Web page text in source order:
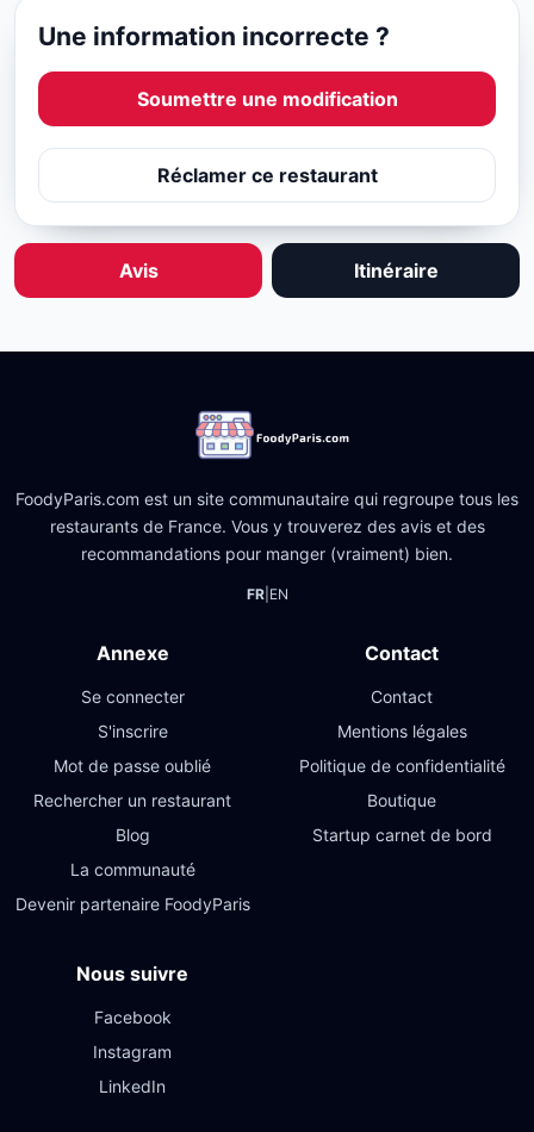
Une information incorrecte ?
Soumettre une modification
Réclamer ce restaurant
Avis Itinéraire
FoodyParis.com est un site communautaire qui regroupe tous les
restaurants de France. Vous y trouverez des avis et des
recommandations pour manger (vraiment) bien.
FR| EN
Annexe
Se connecter
S'inscrire
Mot de passe oublié
Rechercher un restaurant
Blog
La communauté
Devenir partenaire FoodyParis
Contact
Contact
Mentions légales
Politique de confidentialité
Boutique
Startup carnet de bord
Nous suivre
Facebook
Instagram
LinkedIn